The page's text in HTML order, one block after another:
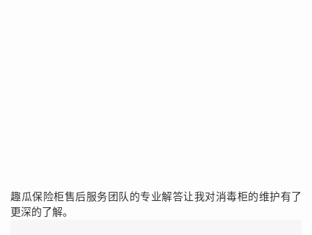
趣瓜保险柜售后服务团队的专业解答让我对消毒柜的维护有了
更深的了解。